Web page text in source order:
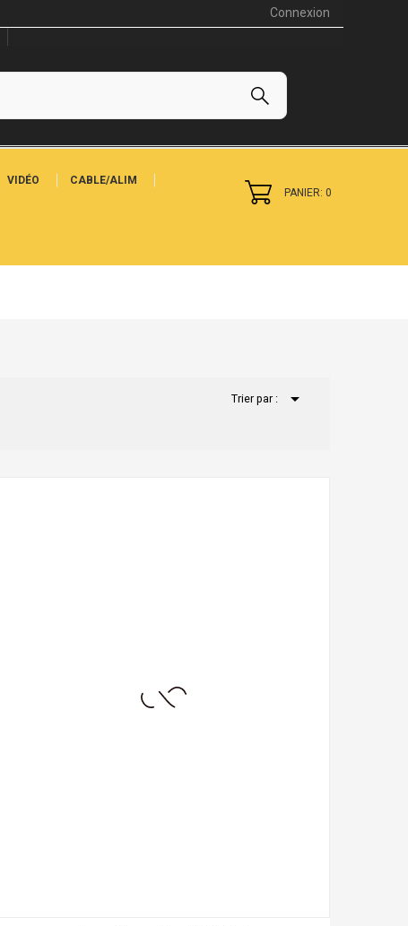
Connexion
VIDÉO CABLE/ALIM
PANIER: 0
Trier par : 